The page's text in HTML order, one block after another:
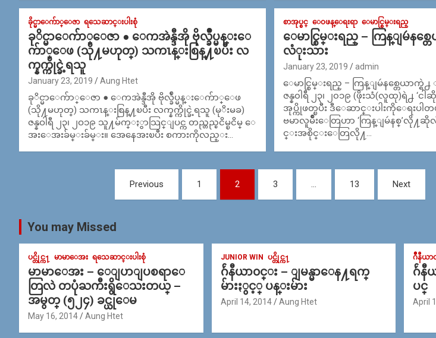
ခိုင္မာေက်ာ္ေဇာ ရသေဆာင္းပါးစုံ
ခုိင္မာေက်ာ္ေဇာ ● ေကအဲန္ဒီအို ဗိုလ္ခ်ဳပ္မန္းေ
က်ာ္ေဖ (သို႔မဟုတ္) သကၤန္းစြန္႔ၿပီး လ
က္နက္ကိုင္ခဲ့ရသူ
January 23, 2019 Aung Htet
ခုိင္မာေက်ာ္ေဇာ ● ေကအဲန္ဒီအို ဗိုလ္ခ်ဳပ္မန္းေက်ာ္ေဖ
(သို႔မဟုတ္) သကၤန္းစြန္႔ၿပီး လက္နက္ကိုင္ခဲ့ရသူ (မုိးမခ)
ဇန္နဝါရီ ၂၃၊ ၂ဝ၁၉ သူ႔မ်က္ႏွာသြင္ျပင္က တည္တည္ၿငိမ္ၿငိမ္ ေ
အးေအးခ်မ္းခ်မ္း။ အေနေအးၿပီး စကားကိုလည္း…
စာအုပ္စင္ ေ၀ဖန္ေရးရာ ေမာင္စြမ္းရည္
ေမာင္စြမ္းရည္ – ကြန္ျမဴနစ္
လံုးသား
January 23, 2019 admin
ေမာင္စြမ္းရည္ – ကြန္ျမဴနစ္တေယာက္ရဲ
ဇန္န၀ါရီ ၂၃၊ ၂၀၁၉ (ဖိုးသံ(လူထု)ရဲ႕ ‘င
အုပ္ကိုဖတ္ၿပီး ဒီေဆာင္းပါးကိုေရးပါတ
ဗမာလူမ်ိဳးေတြဟာ ‘ကြန္ျမဴနစ္’လို႔ဆို
င္းအစိုင္းေတြလို႔…
Previous 1 2 3 … 13 Next
You may Missed
ပင္တိုင္က႑ မာမာေအး ရသေဆာင္းပါးစုံ
မာမာေအး – ေျပာျပစရာေ
တြလဲ တပုံႀကီးရွိေသးတယ္ –
အမွတ္ (၅၂၄) ခင္ယုေမ
May 16, 2014 Aung Htet
JUNIOR WIN ပင္တိုင္က႑
ဂ်ဴနီယာ၀င္း – ျမန္မာေန႔ရက္
မ်ားႏွင့္ ပန္းမ်ား
April 14, 2014 Aung Htet
ဂ်ဳနီယာ
ဂ်ဴနီ
ပင္
April